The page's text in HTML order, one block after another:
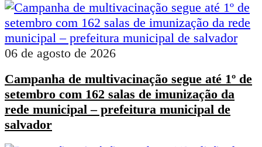
06 de agosto de 2026
Campanha de multivacinação segue até 1º de
setembro com 162 salas de imunização da
rede municipal – prefeitura municipal de
salvador